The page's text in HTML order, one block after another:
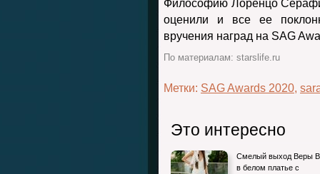
Философию Лоренцо
оценили и все ее
вручения наград на SAG
По материалам: starslife.ru
Метки: SAG Awards 2020,
Это интересно
Смелый выход Веры
в белом платье с